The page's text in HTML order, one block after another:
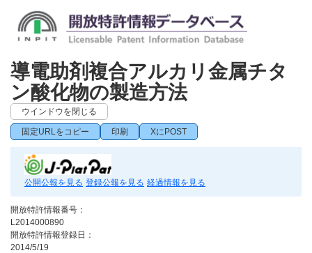
導電助剤複合アルカリ金属チタ
ン酸化物の製造方法
ウインドウを閉じる
固定URLをコピー 印刷 XにPOST
公開公報を見る 登録公報を見る 経過情報を見る
開放特許情報番号：
L2014000890
開放特許情報登録日：
2014/5/19